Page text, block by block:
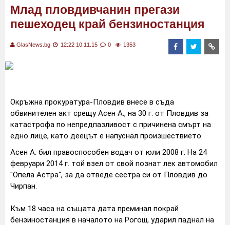
Млад пловдивчанин прегази
пешеходец край бензиностанция
GlasNews.bg 12:22 10.11.15 0 1353
Окръжна прокуратура-Пловдив внесе в съда
обвинителен акт срещу Асен А., на 30 г. от Пловдив за
катастрофа по непредпазливост с причинена смърт на
едно лице, като деецът е напуснал произшествието.
Асен А. бил правоспособен водач от юли 2008 г. На 24
февруари 2014 г. той взел от свой познат лек автомобил
"Опела Астра", за да отведе сестра си от Пловдив до
Чирпан.
Към 18 часа на същата дата преминал покрай
бензиностанция в началото на Рогош, ударил паднал на